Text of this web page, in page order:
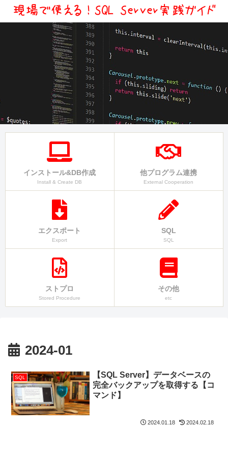
インストール&DB作成
Install & Create DB
他プログラム連携
External Cooperation
エクスポート
Export
SQL
SQL
ストプロ
Stored Procedure
その他
etc
2024-01
SQL
【SQL Server】データベースの
完全バックアップを取得する【コ
マンド】
2024.01.18 2024.02.18